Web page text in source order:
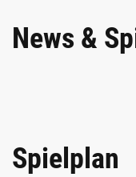
News &
Spielplan